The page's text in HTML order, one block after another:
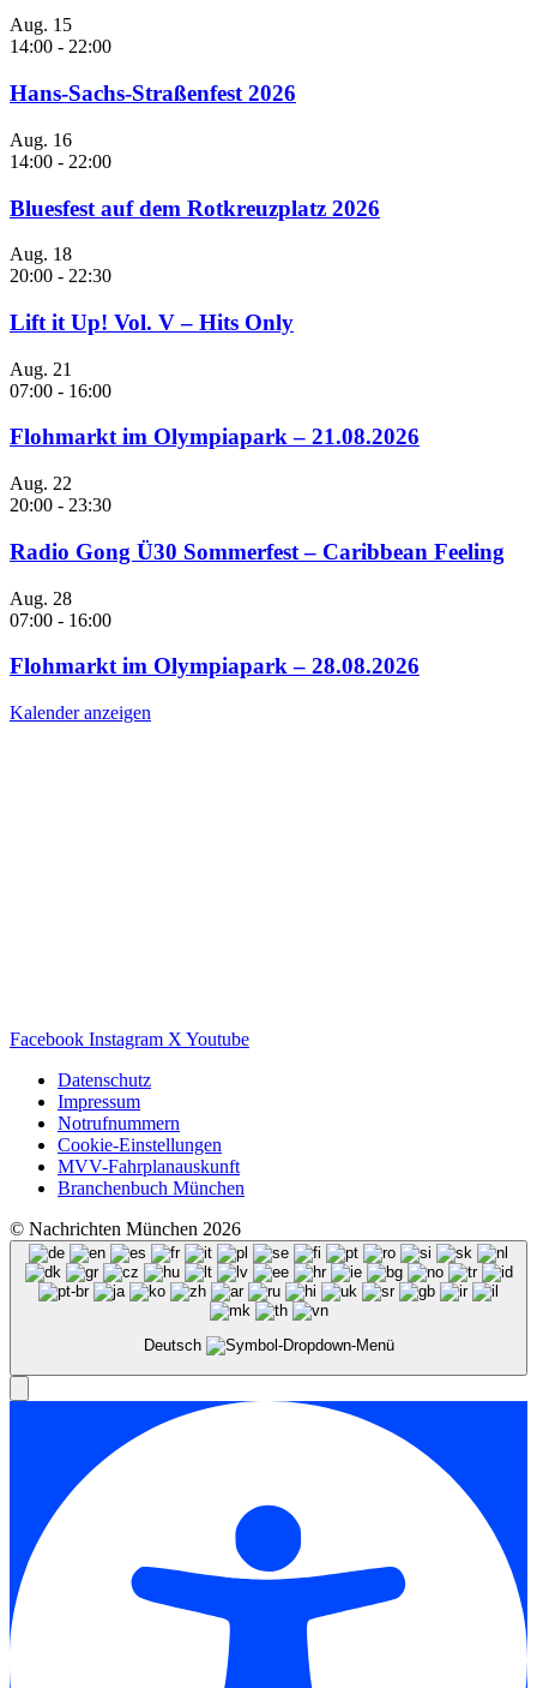
Aug. 15
14:00 - 22:00
Hans-Sachs-Straßenfest 2026
Aug. 16
14:00 - 22:00
Bluesfest auf dem Rotkreuzplatz 2026
Aug. 18
20:00 - 22:30
Lift it Up! Vol. V – Hits Only
Aug. 21
07:00 - 16:00
Flohmarkt im Olympiapark – 21.08.2026
Aug. 22
20:00 - 23:30
Radio Gong Ü30 Sommerfest – Caribbean Feeling
Aug. 28
07:00 - 16:00
Flohmarkt im Olympiapark – 28.08.2026
Kalender anzeigen
Facebook Instagram X Youtube
Datenschutz
Impressum
Notrufnummern
Cookie-Einstellungen
MVV-Fahrplanauskunft
Branchenbuch München
© Nachrichten München 2026
Deutsch